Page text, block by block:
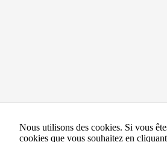
Nous utilisons des cookies. Si vous
cookies que vous souhaitez en